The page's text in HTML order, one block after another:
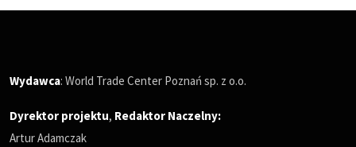
Wydawca: World Trade Center Poznań sp. z o.o.
Dyrektor projektu, Redaktor Naczelny:
Artur Adamczak